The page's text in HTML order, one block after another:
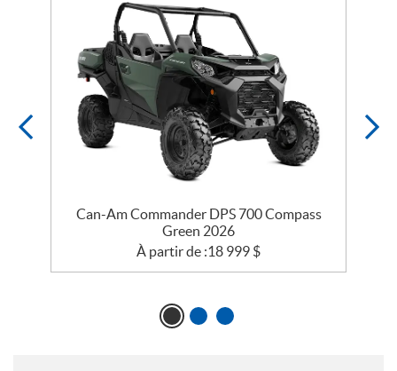
Can-Am Commander DPS 700 Compass
Green 2026
À partir de :18 999 $